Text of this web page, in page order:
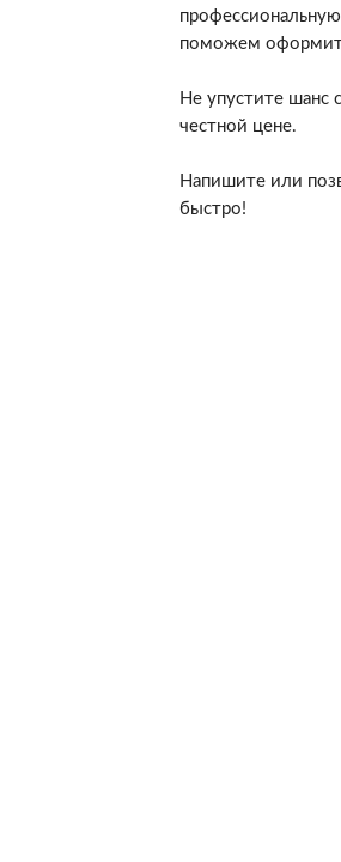
поможем
Не упустите шанс
честной цене.
Напишите или
быстро!